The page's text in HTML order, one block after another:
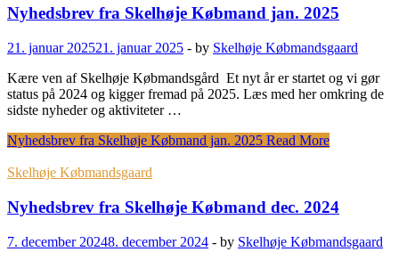
Nyhedsbrev fra Skelhøje Købmand jan. 2025
21. januar 202521. januar 2025 - by Skelhøje Købmandsgaard
Kære ven af Skelhøje Købmandsgård Et nyt år er startet og vi gør
status på 2024 og kigger fremad på 2025. Læs med her omkring de
sidste nyheder og aktiviteter …
Nyhedsbrev fra Skelhøje Købmand jan. 2025 Read More
Skelhøje Købmandsgaard
Nyhedsbrev fra Skelhøje Købmand dec. 2024
7. december 20248. december 2024 - by Skelhøje Købmandsgaard